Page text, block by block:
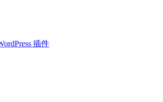
插件